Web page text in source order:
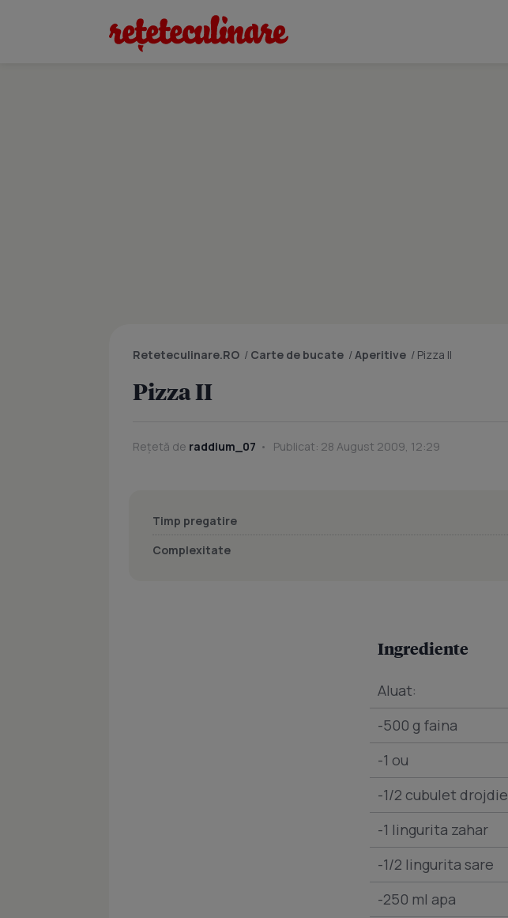
Reteteculinare.RO / Carte de bucate /Aperitive / Pizza II
Pizza II
Rețetă de raddium_07 Publicat: 28 August 2009, 12:29
Timp pregatire
Complexitate
Ingrediente
Aluat:
-500 g faina
-1 ou
-1/2 cubulet drojdie
-1 lingurita zahar
-1/2 lingurita sare
-250 ml apa